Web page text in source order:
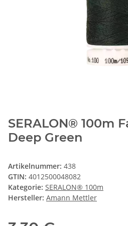
SERALON® 100m
Deep Green
Artikelnummer: 438
GTIN: 4012500048082
Kategorie: SERALON® 100m
Hersteller: Amann Mettler